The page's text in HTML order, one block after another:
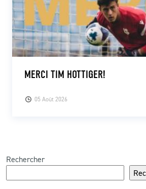
05 Août 2026
MERCI TIM HOTTIGER!
Rechercher